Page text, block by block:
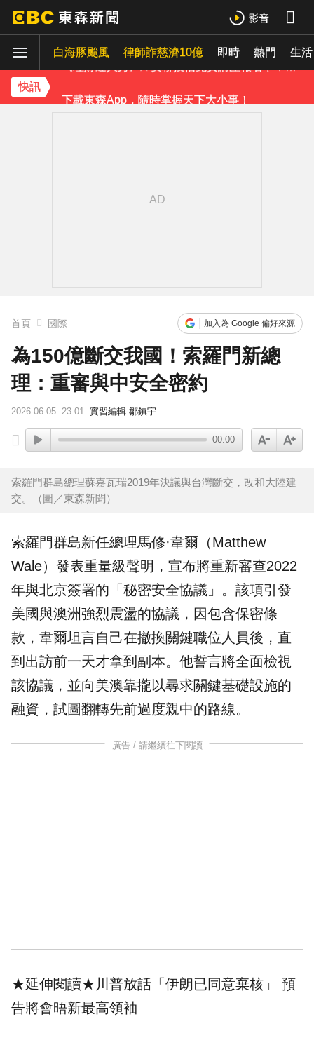
白海豚颱風 律師詐慈濟10億 即時 熱門 生活
快訊
下載東森App，隨時掌握天下大小事！
《理財達人秀》X 安聯投信免費講座報名中！搶先卡位 2027
首頁 國際 加入為 Google 偏好來源
為150億斷交我國！索羅門新總
理：重審與中安全密約
2026-06-05 23:01 實習編輯 鄒鎮宇
00:00
索羅門群島總理蘇嘉瓦瑞2019年決議與台灣斷交，改和大陸建
交。（圖／東森新聞）
索羅門群島新任總理馬修·韋爾（Matthew
Wale）發表重量級聲明，宣布將重新審查2022
年與北京簽署的「秘密安全協議」。該項引發
美國與澳洲強烈震盪的協議，因包含保密條
款，韋爾坦言自己在撤換關鍵職位人員後，直
到出訪前一天才拿到副本。他誓言將全面檢視
該協議，並向美澳靠攏以尋求關鍵基礎設施的
融資，試圖翻轉先前過度親中的路線。
廣告 / 請繼續往下閱讀
★延伸閱讀★ 川普放話「伊朗已同意棄核」 預
告將會晤新最高領袖